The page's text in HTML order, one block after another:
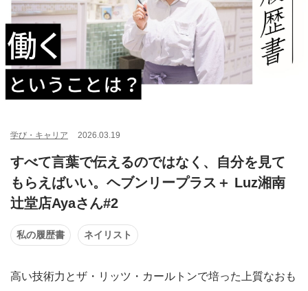
学び・キャリア 2026.03.19
すべて言葉で伝えるのではなく、自分を見て
もらえばいい。ヘブンリープラス＋ Luz湘南
辻堂店Ayaさん#2
私の履歴書 ネイリスト
高い技術力とザ・リッツ・カールトンで培った上質なおも